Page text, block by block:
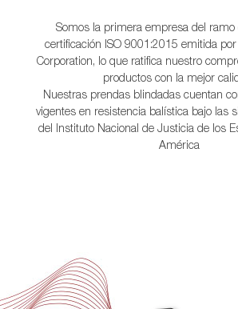
Somos la primera empresa del ramo
certificación ISO 9001:2015 emitida
Corporation, lo que ratifica nuestro
productos con la mejor
Nuestras prendas blindadas cuentan
vigentes en resistencia balística bajo las
del Instituto Nacional de Justicia de los
América